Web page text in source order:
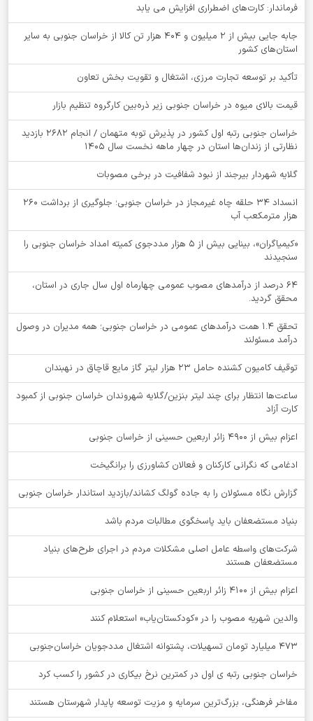
فرماندار: کارت‌های اضطراری افزایش می یابد
جابه جایی بیش از 2 میلیون و 404 هزار تن کالا از خراسان جنوبی به سایر
استان‌های کشور
تأکید بر توسعه تجارت مرزی، اشتغال و تقویت بخش تعاون
قیمت بالای میوه در خراسان جنوبی زیر ذره‌بین کارگروه تنظیم بازار
خراسان جنوبی رتبه اول کشور در پذیرش توبه متهمان / انجام ۲۶۸۲ بازدید
نظارتی از زندان‌ها استان در چهار ماهه نخست سال 1405
گلایه شهردار بیرجند از نبود شفافیت در برخی مصوبات
انسداد ۳۴ حلقه چاه غیرمجاز در خراسان جنوبی؛ جلوگیری از برداشت ۲۶۰
هزار مترمکعب آب
«کیمیاگران»، بینایی بیش از ۵ هزار مددجوی کمیته امداد خراسان جنوبی را
سنجیدند
64 درصد از درآمدهای مصوب عمومی چهارماه اول سال جاری در استان،
محقق گردید.
تحقق ۱.۴ همت درآمدهای عمومی در خراسان جنوبی؛ همه مدیران در وصول
درآمد مسئولند
توقيف کامیون کشنده حامل 23 هزار لیتر گاز مایع قاچاق در نهبندان
ساعت‌ها انتظار برای چند لیتر بنزین/گلایه شهروندان خراسان جنوبی از کمبود
کارت آزاد
اعزام بیش از 4900 زائر اربعین حسینی از خراسان جنوبی
ادغامی که نگرانی کارکنان و فعالان کشاورزی را برانگیخت
گزارش نگاه مسئولان را به جاده گولگ کشاند/بازدید استاندار خراسان جنوبی
بنیاد مستضعفان باید پاسخگوی مطالبات مردم باشد
شرکت‌های واسطه عامل اصلی مشکلات مردم در اجرای طرح‌های بنیاد
مستضعفان هستند
اعزام بیش از 4100 زائر اربعین حسینی از خراسان جنوبی
والدین شهریه مصوب را در «کودکستان‌یاب» استعلام کنند
۴۷۳ میلیارد تومان تسهیلات، پشتوانه اشتغال مددجویان خراسان‌جنوبی
خراسان جنوبی رتبه ی اول در کمترین نرخ بیکاری در کشور را کسب کرد
مفاخر فرهنگی، بزرگ‌ترین سرمایه و مزیت توسعه پایدار شهرستان هستند